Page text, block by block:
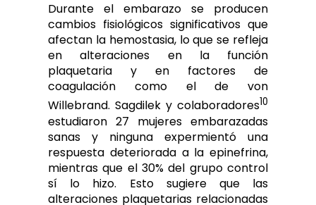
Durante el embarazo se producen
cambios fisiológicos significativos que
afectan la hemostasia, lo que se refleja
en alteraciones en la función
plaquetaria y en factores de
coagulación como el de von
Willebrand. Sagdilek y colaboradores10
estudiaron 27 mujeres embarazadas
sanas y ninguna expermientó una
respuesta deteriorada a la epinefrina,
mientras que el 30% del grupo control
sí lo hizo. Esto sugiere que las
alteraciones plaquetarias relacionadas